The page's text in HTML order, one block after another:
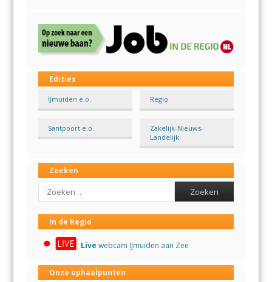
Edities
IJmuiden e.o. Regio
Santpoort e.o.
Zakelijk-Nieuws-
Landelijk
Zoeken
Search
In de Regio
Live webcam IJmuiden aan Zee
Onze ophaalpunten